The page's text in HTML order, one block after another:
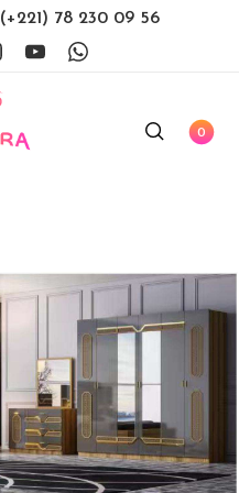
(+221) 78 230 09 56
0